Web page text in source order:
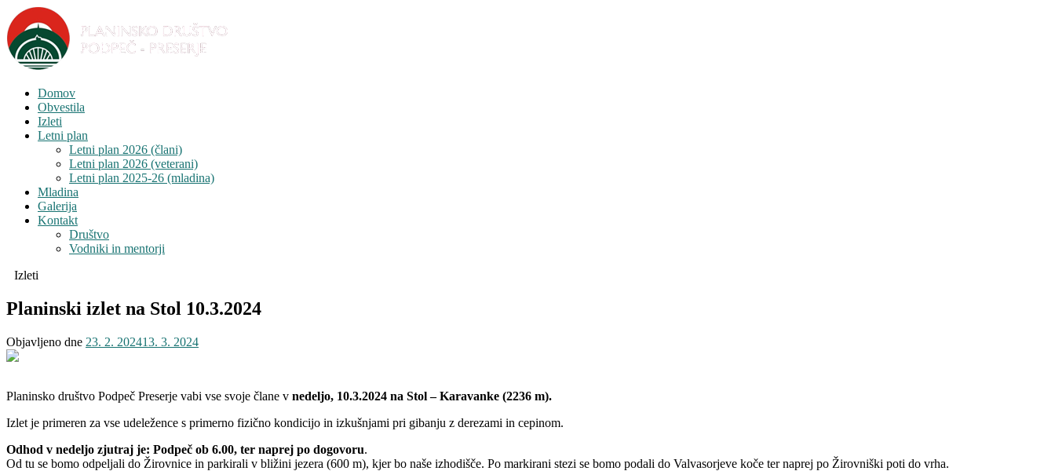
Domov
Obvestila
Izleti
Letni plan
Letni plan 2026 (člani)
Letni plan 2026 (veterani)
Letni plan 2025-26 (mladina)
Mladina
Galerija
Kontakt
Društvo
Vodniki in mentorji
Izleti
Planinski izlet na Stol 10.3.2024
Objavljeno dne 23. 2. 202413. 3. 2024
Planinsko društvo Podpeč Preserje vabi vse svoje člane v nedeljo, 10.3.2024 na Stol – Karavanke (2236 m).
Izlet je primeren za vse udeležence s primerno fizično kondicijo in izkušnjami pri gibanju z derezami in cepinom.
Odhod v nedeljo zjutraj je: Podpeč ob 6.00, ter naprej po dogovoru.
Od tu se bomo odpeljali do Žirovnice in parkirali v bližini jezera (600 m), kjer bo naše izhodišče. Po markirani stezi se bomo podali do Valvasorjeve koče ter naprej po Žirovniški poti do vrha.